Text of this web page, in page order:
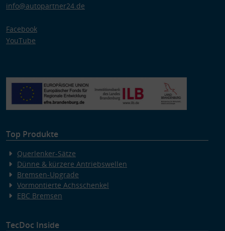
info@autopartner24.de
Facebook
YouTube
Top Produkte
Querlenker-Sätze
Dünne & kürzere Antriebswellen
Bremsen-Upgrade
Vormontierte Achsschenkel
EBC Bremsen
TecDoc Inside